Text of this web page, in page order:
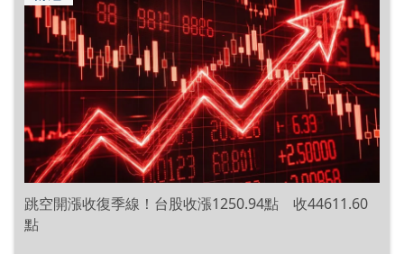
跳空開漲收復季線！台股收漲1250.94點 收44611.60
點